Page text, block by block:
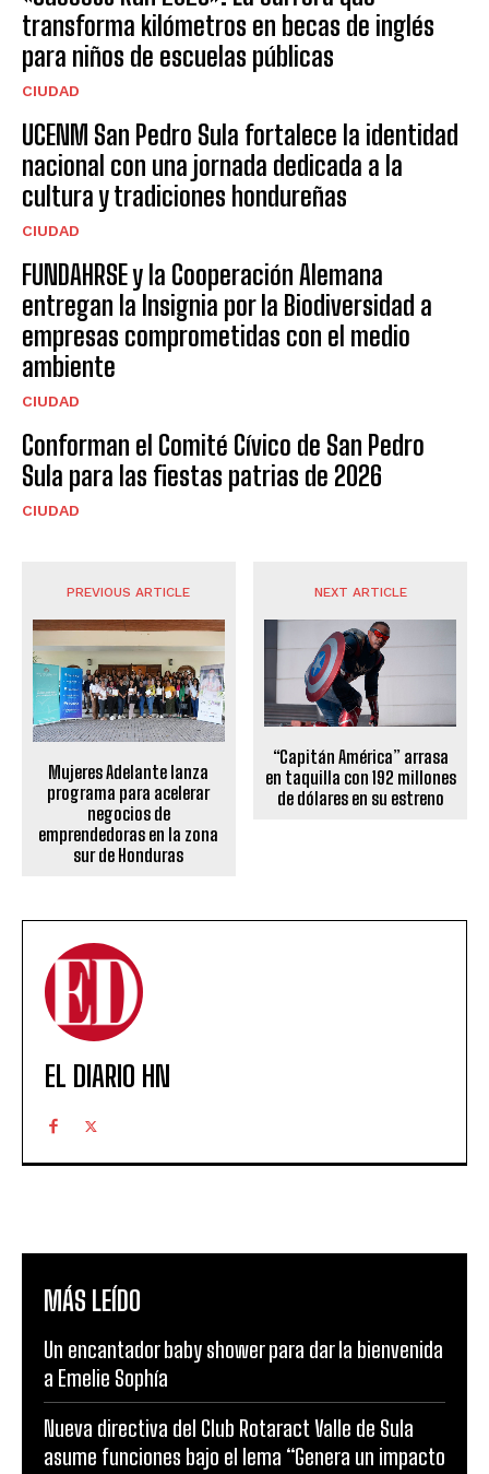
transforma kilómetros en becas de inglés
para niños de escuelas públicas
CIUDAD
UCENM San Pedro Sula fortalece la identidad
nacional con una jornada dedicada a la
cultura y tradiciones hondureñas
CIUDAD
FUNDAHRSE y la Cooperación Alemana
entregan la Insignia por la Biodiversidad a
empresas comprometidas con el medio
ambiente
CIUDAD
Conforman el Comité Cívico de San Pedro
Sula para las fiestas patrias de 2026
CIUDAD
PREVIOUS ARTICLE
Mujeres Adelante lanza
programa para acelerar
negocios de
emprendedoras en la zona
sur de Honduras
NEXT ARTICLE
“Capitán América” arrasa
en taquilla con 192 millones
de dólares en su estreno
EL DIARIO HN
MÁS LEÍDO
Un encantador baby shower para dar la bienvenida
a Emelie Sophía
Nueva directiva del Club Rotaract Valle de Sula
asume funciones bajo el lema “Genera un impacto